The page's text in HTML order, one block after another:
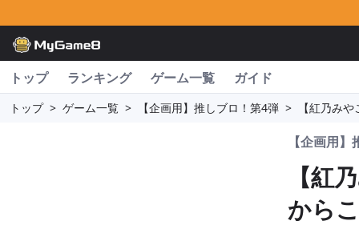
トップ ランキング ゲーム一覧 ガイド
トップ > ゲーム一覧 > 【企画用】推しブロ！第4弾 > 【紅乃み
【企画用
【紅
から